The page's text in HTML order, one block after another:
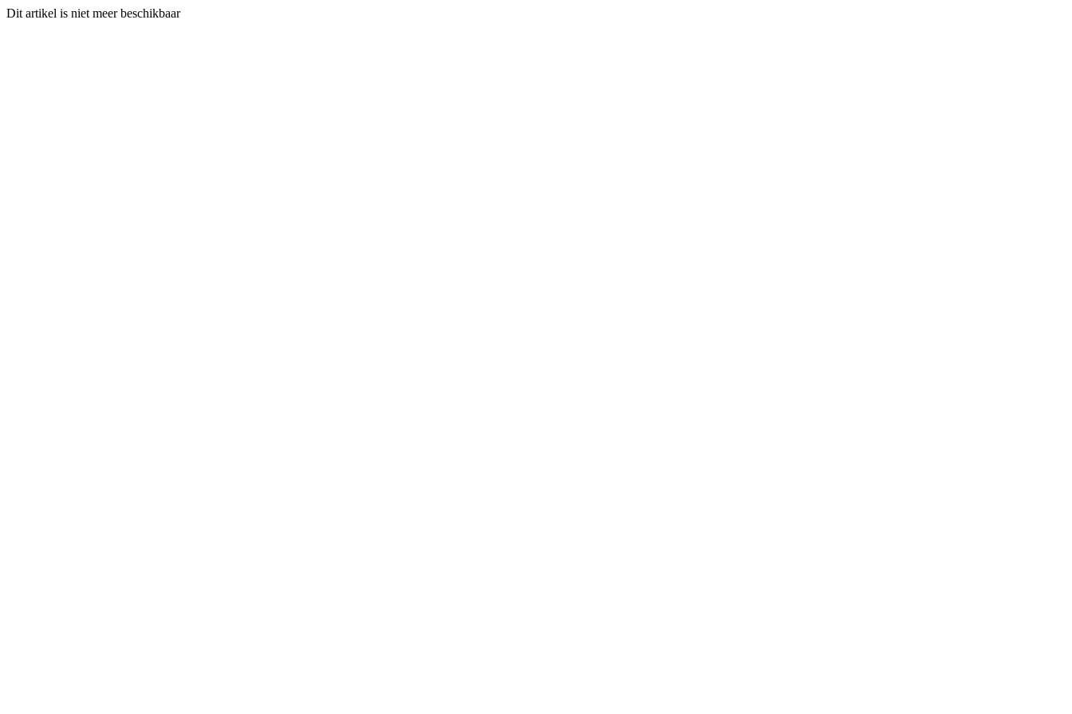
Dit artikel is niet meer beschikbaar